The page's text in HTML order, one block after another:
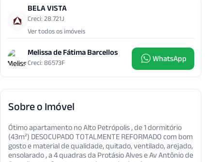
BELA VISTA
Creci: 28.721J
Ver todos os imóveis
Melissa de Fátima Barcellos
Creci: 86573F WhatsApp
Sobre o Imóvel
Ótimo apartamento no Alto Petrópolis , de 1 dormitório
(43m²) DESOCUPADO TOTALMENTE REFORMADO com bom
gosto e material de qualidade, quitado, ventilado, arejado,
ensolarado , a 4 quadras da Protásio Alves e Av Antônio de